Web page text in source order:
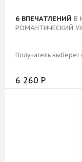
6 ВПЕЧАТЛЕНИЙ В
РОМАНТИЧЕСКИЙ
Получатель выберет
6 260 Р